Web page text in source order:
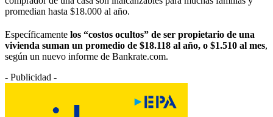
promedian hasta $18.000 al año.
Específicamente los “costos ocultos” de ser propietario de una
vivienda suman un promedio de $18.118 al año, o $1.510 al mes,
según un nuevo informe de Bankrate.com.
- Publicidad -